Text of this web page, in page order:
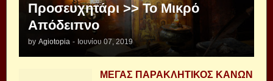
Προσευχητάρι >> Το Μικρό
Απόδειπνο
by Agiotopia - Ιουνίου 07, 2019
ΜΕΓΑΣ ΠΑΡΑΚΛΗΤΙΚΟΣ ΚΑΝΩΝ